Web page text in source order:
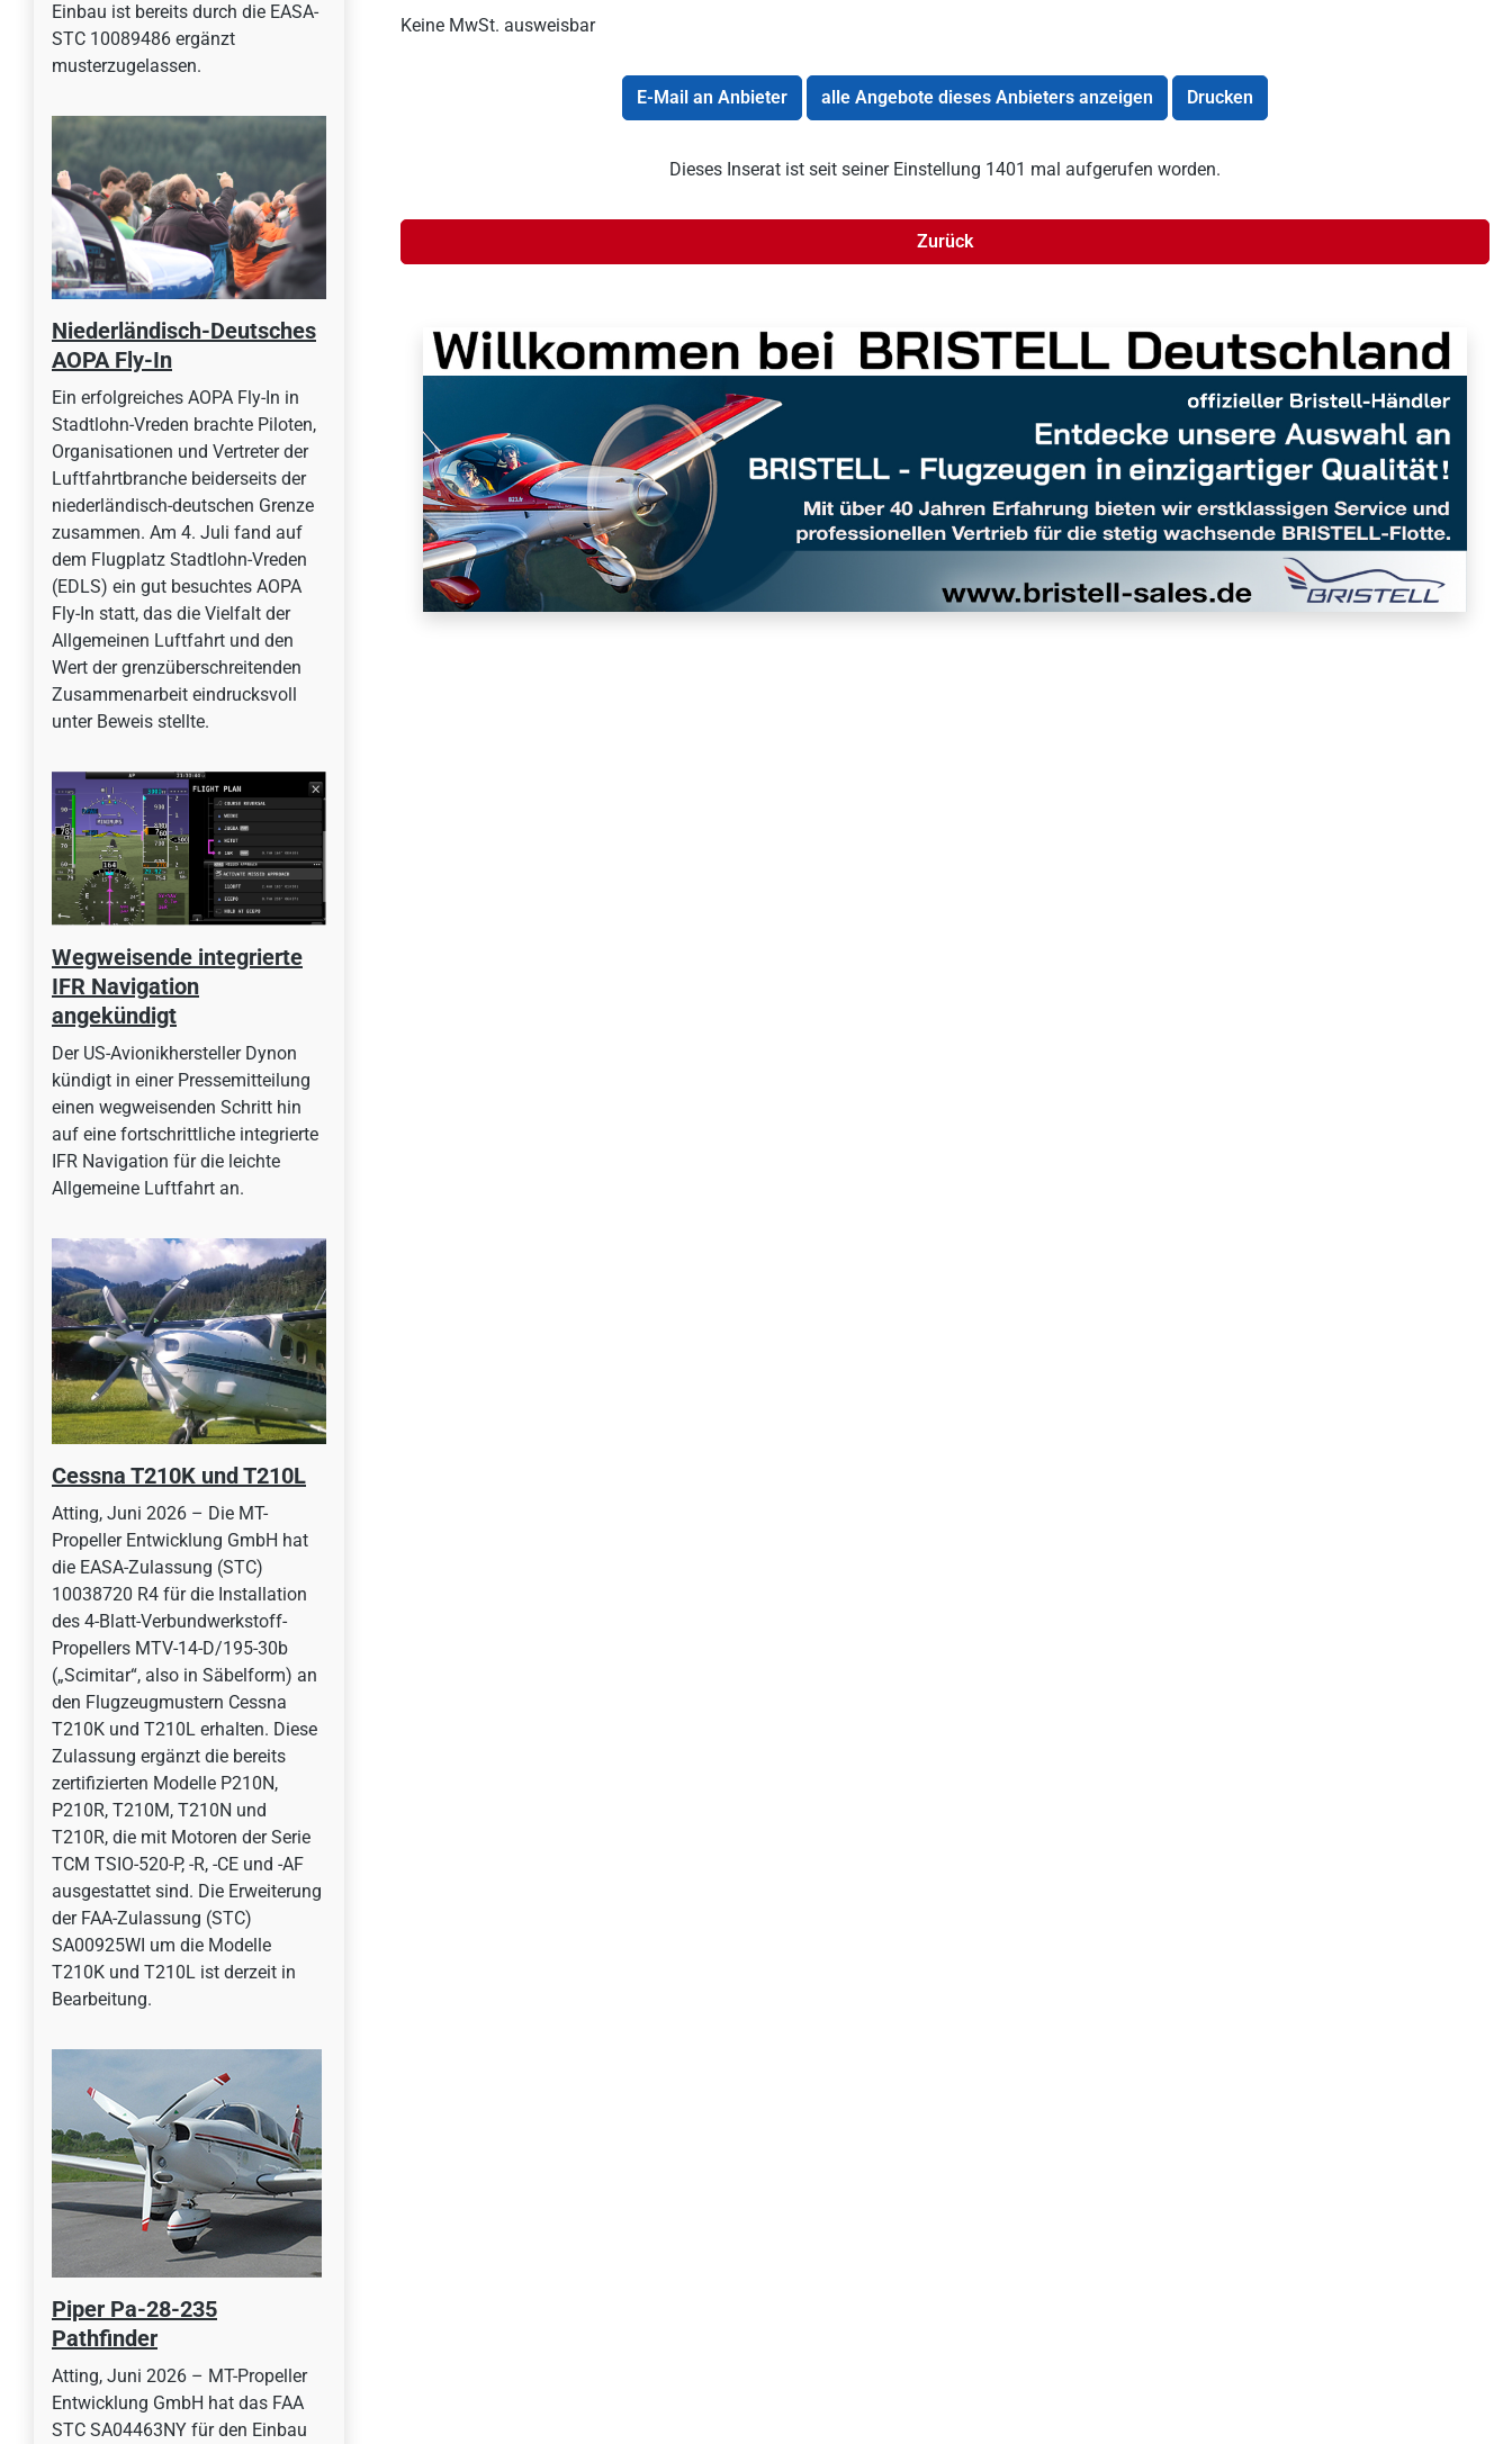
Einbau ist bereits durch die EASA-
STC 10089486 ergänzt
musterzugelassen.
Niederländisch-Deutsches
AOPA Fly-In
Ein erfolgreiches AOPA Fly-In in
Stadtlohn-Vreden brachte Piloten,
Organisationen und Vertreter der
Luftfahrtbranche beiderseits der
niederländisch-deutschen Grenze
zusammen. Am 4. Juli fand auf
dem Flugplatz Stadtlohn-Vreden
(EDLS) ein gut besuchtes AOPA
Fly-In statt, das die Vielfalt der
Allgemeinen Luftfahrt und den
Wert der grenzüberschreitenden
Zusammenarbeit eindrucksvoll
unter Beweis stellte.
Wegweisende integrierte
IFR Navigation
angekündigt
Der US-Avionikhersteller Dynon
kündigt in einer Pressemitteilung
einen wegweisenden Schritt hin
auf eine fortschrittliche integrierte
IFR Navigation für die leichte
Allgemeine Luftfahrt an.
Cessna T210K und T210L
Atting, Juni 2026 – Die MT-
Propeller Entwicklung GmbH hat
die EASA-Zulassung (STC)
10038720 R4 für die Installation
des 4-Blatt-Verbundwerkstoff-
Propellers MTV-14-D/195-30b
(„Scimitar“, also in Säbelform) an
den Flugzeugmustern Cessna
T210K und T210L erhalten. Diese
Zulassung ergänzt die bereits
zertifizierten Modelle P210N,
P210R, T210M, T210N und
T210R, die mit Motoren der Serie
TCM TSIO-520-P, -R, -CE und -AF
ausgestattet sind. Die Erweiterung
der FAA-Zulassung (STC)
SA00925WI um die Modelle
T210K und T210L ist derzeit in
Bearbeitung.
Piper Pa-28-235
Pathfinder
Atting, Juni 2026 – MT-Propeller
Entwicklung GmbH hat das FAA
STC SA04463NY für den Einbau
Keine MwSt. ausweisbar
E-Mail an Anbieter alle Angebote dieses Anbieters anzeigen Drucken
Dieses Inserat ist seit seiner Einstellung 1401 mal aufgerufen worden.
Zurück